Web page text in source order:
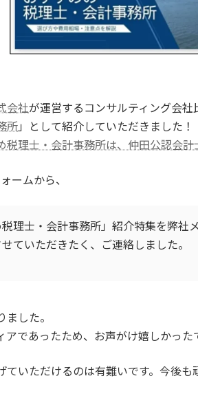
会社が運営するコンサルティング会社
所 」として紹介していただきました！
税理士・会計事務所は、仲田公認会
ームから、
理士・会計事務所」紹介特集を弊社
ていただきたく、ご連絡しました。
した。
であったため、お声がけ嬉しかった
ていただけるのは有難いです。今後も